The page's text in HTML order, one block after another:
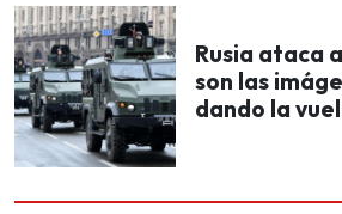
Rusia ataca
son las
dando la